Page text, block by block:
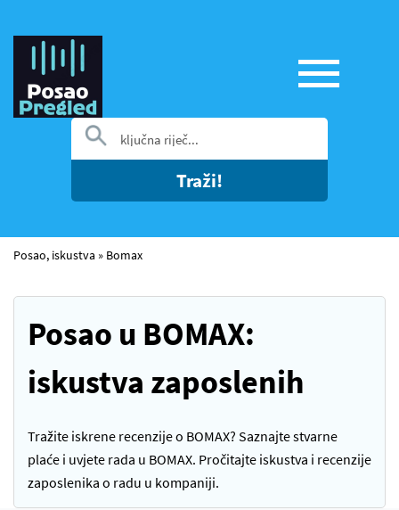
Traži!
Posao, iskustva » Bomax
Posao u BOMAX:
iskustva zaposlenih
Tražite iskrene recenzije o BOMAX? Saznajte stvarne
plaće i uvjete rada u BOMAX. Pročitajte iskustva i recenzije
zaposlenika o radu u kompaniji.